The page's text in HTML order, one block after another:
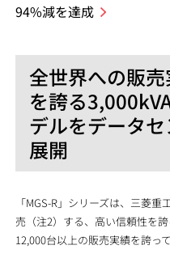
94%減を達成
全世界への販
を誇る
デルをデータ
展開
「MGS-R」シリーズは、三菱
売（注2）する、高い信頼性を
12,000台以上の販売実績を誇って